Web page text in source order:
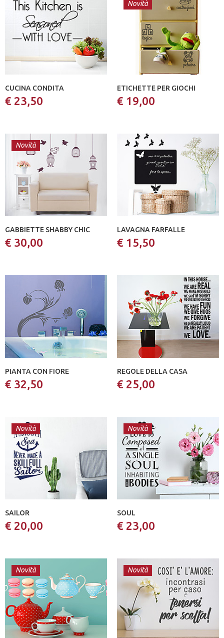
CUCINA CONDITA
€ 23,50
Novità
ETICHETTE PER GIOCHI
€ 19,00
Novità
GABBIETTE SHABBY CHIC
€ 30,00
LAVAGNA FARFALLE
€ 15,50
PIANTA CON FIORE
€ 32,50
REGOLE DELLA CASA
€ 25,00
Novità
SAILOR
€ 20,00
Novità
SOUL
€ 23,00
Novità Novità